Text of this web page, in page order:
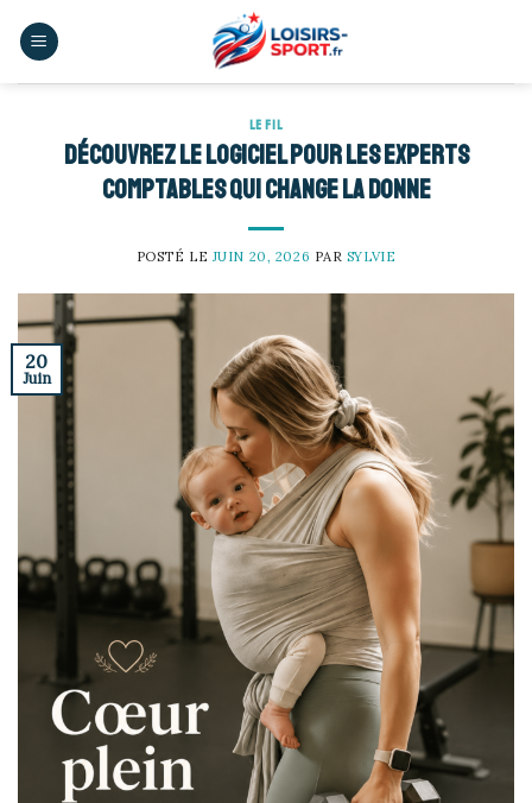
LE FIL
Découvrez le logiciel pour les experts
comptables qui change la donne
POSTÉ LE JUIN 20, 2026 PAR SYLVIE
20
Juin